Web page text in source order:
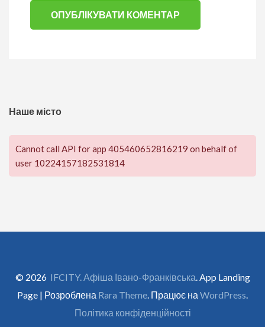
Наше місто
Cannot call API for app 405460652816219 on behalf of
user 10224157182531814
© 2026 IFCITY. Афіша Івано-Франківська . App Landing
Page | Розроблена Rara Theme . Працює на WordPress
Політика конфіденційності